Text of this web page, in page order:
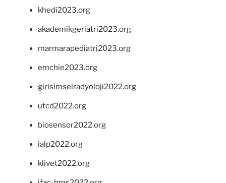
khedi2023.org
akademikgeriatri2023.org
marmarapediatri2023.org
emchie2023.org
girisimselradyoloji2022.org
utcd2022.org
biosensor2022.org
ialp2022.org
klivet2022.org